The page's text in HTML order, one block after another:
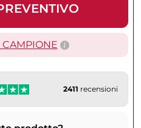
2411 recensioni